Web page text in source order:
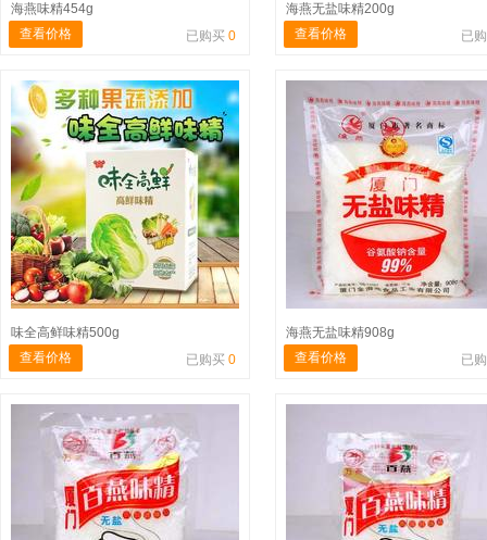
海燕味精454g
查看价格
已购买 0
海燕无盐味精200g
查看价格
已
味全高鲜味精500g
查看价格
已购买 0
海燕无盐味精908g
查看价格
已